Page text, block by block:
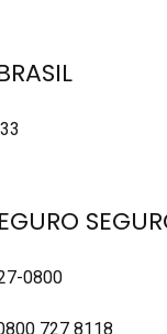
0800
727 8118